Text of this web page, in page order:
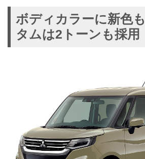
ボディカラーに新色
タムは2トーンも採用